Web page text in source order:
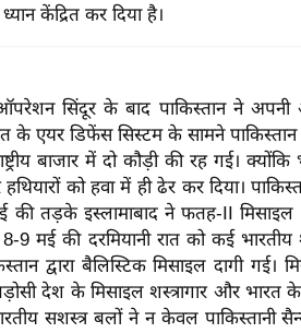
केंद्रित कर दिया है।
सिंदूर के बाद पाकिस्तान ने
के एयर डिफेंस सिस्टम के सामने
बाजार में दो कौड़ी की रह गई।
हथियारों को हवा में ही ढेर कर दिया।
की तड़के इस्लामाबाद ने फतह-II मिसाइल
8-9 मई की दरमियानी रात को कई
द्वारा बैलिस्टिक मिसाइल दागी
देश के मिसाइल शस्त्रागार और भारत
सशस्त्र बलों ने न केवल पाकिस्तानी